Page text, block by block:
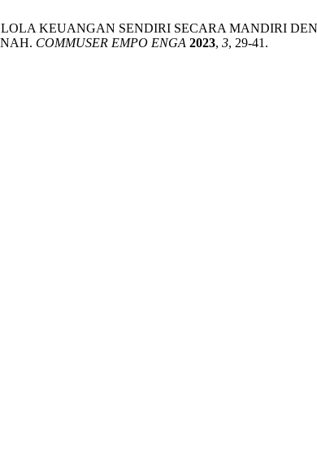
KEUANGAN SENDIRI SECARA MANDIRI
COMMUSER EMPO ENGA 2023, 3, 29-41.